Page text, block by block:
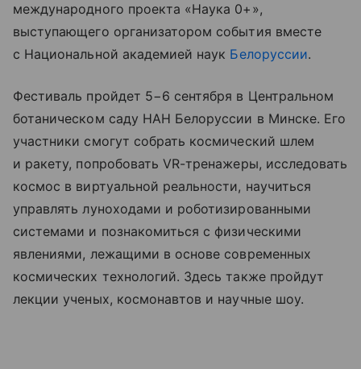
международного проекта «Наука 0+»,
выступающего организатором события вместе
с Национальной академией наук Белоруссии.
Фестиваль пройдет 5−6 сентября в Центральном
ботаническом саду НАН Белоруссии в Минске. Его
участники смогут собрать космический шлем
и ракету, попробовать VR-тренажеры, исследовать
космос в виртуальной реальности, научиться
управлять луноходами и роботизированными
системами и познакомиться с физическими
явлениями, лежащими в основе современных
космических технологий. Здесь также пройдут
лекции ученых, космонавтов и научные шоу.